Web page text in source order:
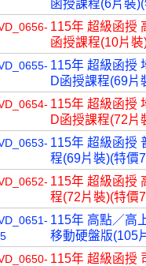
函授課程(6片裝
115年 超級函授
函授課程(10片
115年 超級函授
D函授課程(69片
115年 超級函授
D函授課程(72片
115年 超級函授
程(69片裝)(特價
115年 超級函授
程(72片裝)(特價
115年 高點／高
移動硬盤版(105
115年 超級函授